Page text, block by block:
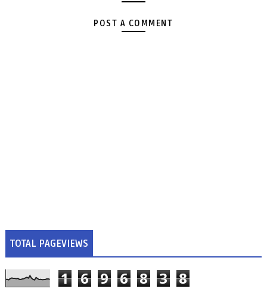
POST A COMMENT
TOTAL PAGEVIEWS
1 6 9 6 8 3 8